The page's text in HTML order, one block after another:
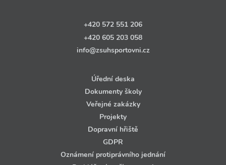
+420 572 551 206
+420 605 203 058
info@zsuhsportovni.cz
Úřední deska
Dokumenty školy
Veřejné zakázky
Projekty
Dopravní hřiště
GDPR
Oznámení protiprávního jednání